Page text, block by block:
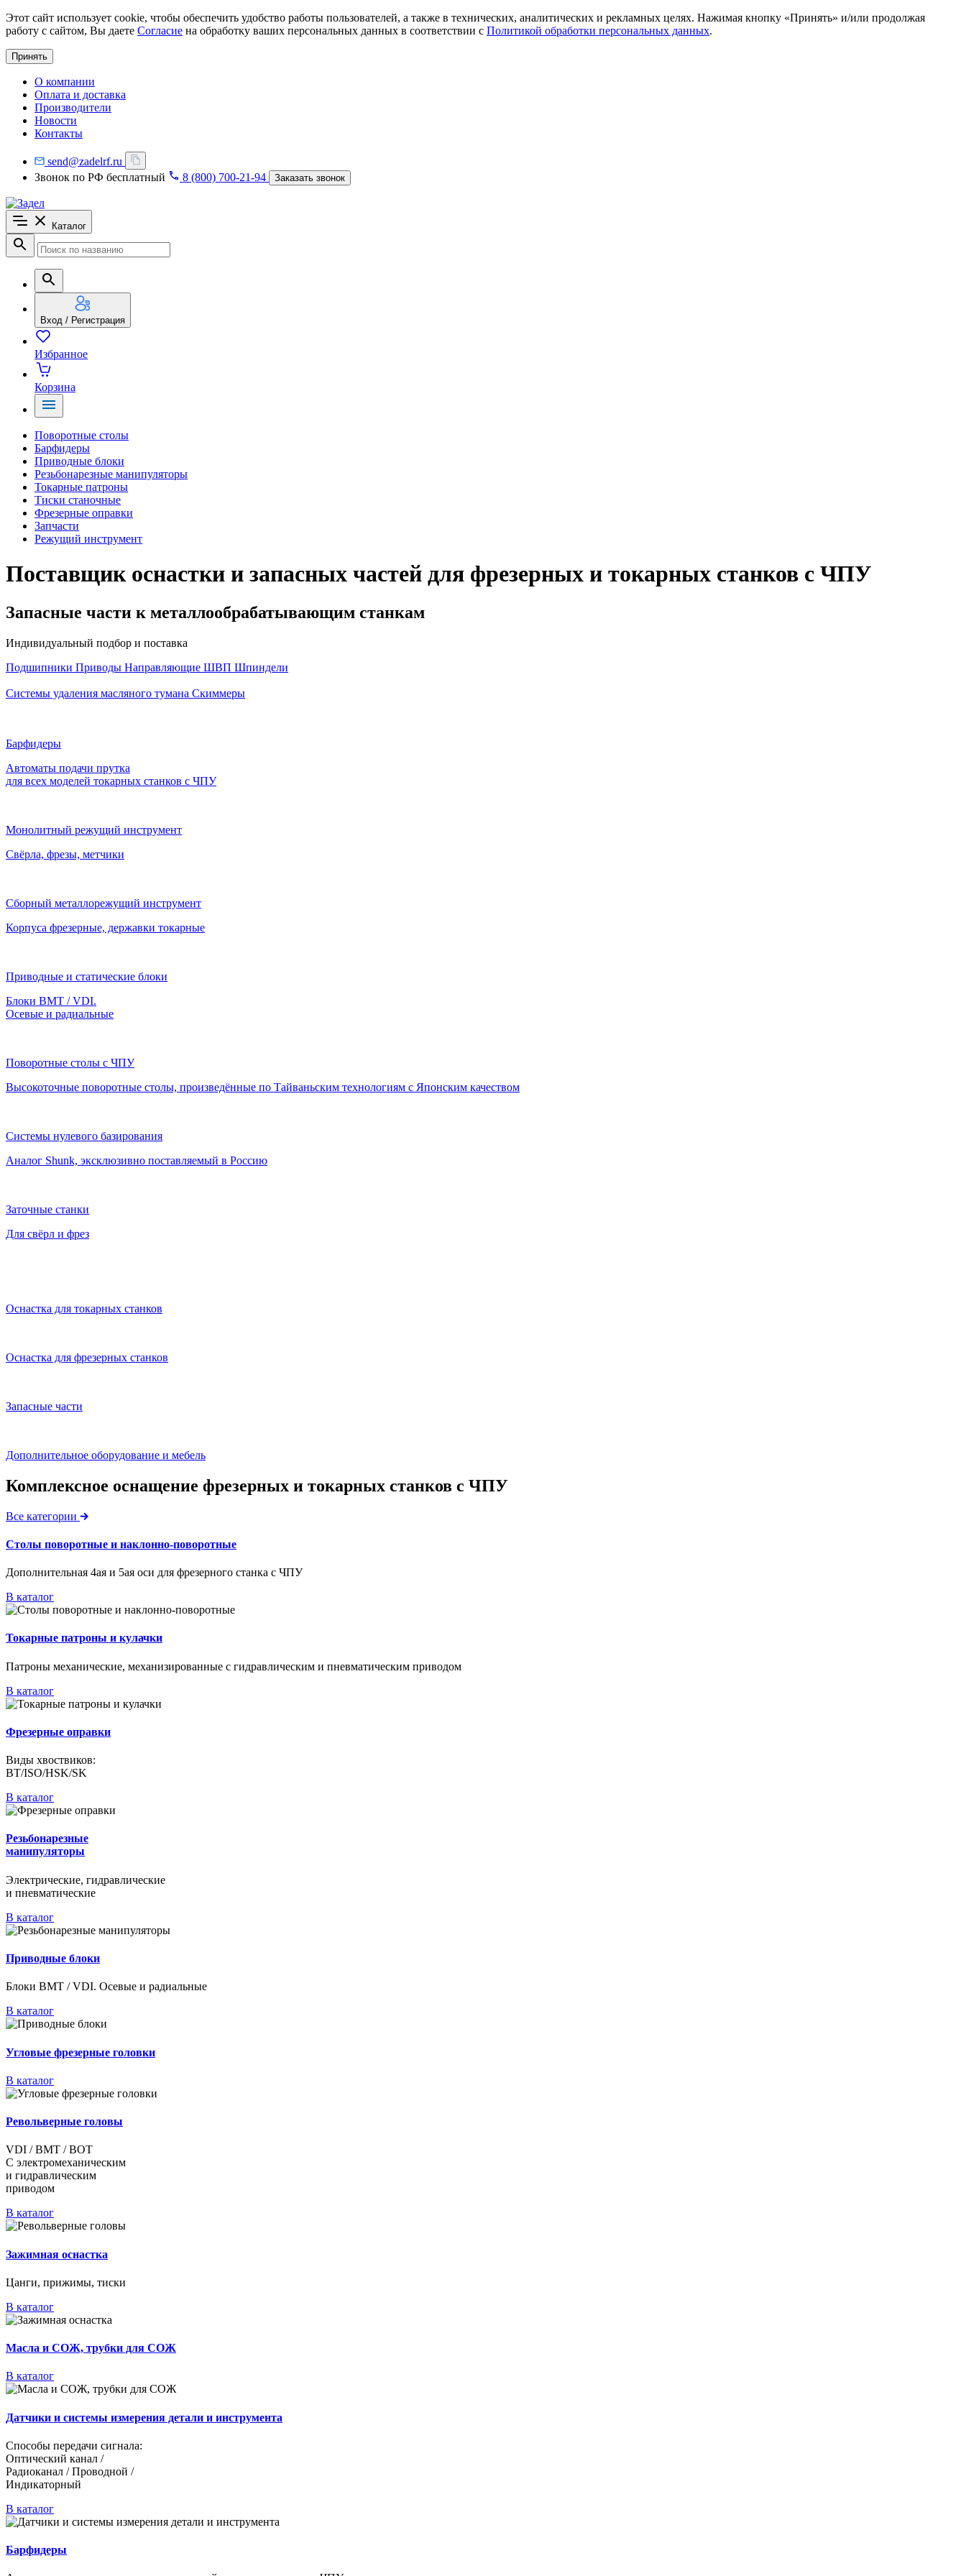
Этот сайт использует cookie, чтобы обеспечить удобство работы пользователей, а также в технических, аналитических и рекламных целях. Нажимая кнопку «Принять» и/или продолжая
работу с сайтом, Вы даете Согласие на обработку ваших персональных данных в соответствии с Политикой обработки персональных данных.
Принять
О компании
Оплата и доставка
Производители
Новости
Контакты
send@zadelrf.ru
Звонок по РФ бесплатный
8 (800) 700-21-94 Заказать звонок
Каталог
Вход / Регистрация
Избранное
Корзина
Поворотные столы
Барфидеры
Приводные блоки
Резьбонарезные манипуляторы
Токарные патроны
Тиски станочные
Фрезерные оправки
Запчасти
Режущий инструмент
Поставщик оснастки и запасных частей для фрезерных и токарных станков с ЧПУ
Запасные части к металлообрабатывающим станкам
Индивидуальный подбор и поставка
Подшипники Приводы Направляющие ШВП Шпиндели
Системы удаления масляного тумана Скиммеры
Барфидеры
Автоматы подачи прутка
для всех моделей токарных станков с ЧПУ
Монолитный режущий инструмент
Свёрла, фрезы, метчики
Сборный металлорежущий инструмент
Корпуса фрезерные, державки токарные
Приводные и статические блоки
Блоки BMT / VDI.
Осевые и радиальные
Поворотные столы с ЧПУ
Высокоточные поворотные столы, произведённые по Тайваньским технологиям с Японским качеством
Системы нулевого базирования
Аналог Shunk, эксклюзивно поставляемый в Россию
Заточные станки
Для свёрл и фрез
Оснастка для токарных станков
Оснастка для фрезерных станков
Запасные части
Дополнительное оборудование и мебель
Комплексное оснащение фрезерных и токарных станков с ЧПУ
Все категории
Столы поворотные и наклонно-поворотные
Дополнительная 4ая и 5ая оси для фрезерного станка с ЧПУ
В каталог
Токарные патроны и кулачки
Патроны механические, механизированные c гидравлическим и пневматическим приводом
В каталог
Фрезерные оправки
Виды хвоствиков:
BT/ISO/HSK/SK
В каталог
Резьбонарезные
манипуляторы
Электрические, гидравлические
и пневматические
В каталог
Приводные блоки
Блоки BMT / VDI. Осевые и радиальные
В каталог
Угловые фрезерные головки
В каталог
Револьверные головы
VDI / BMT / BOT
С электромеханическим
и гидравлическим
приводом
В каталог
Зажимная оснастка
Цанги, прижимы, тиски
В каталог
Масла и СОЖ, трубки для СОЖ
В каталог
Датчики и системы измерения детали и инструмента
Способы передачи сигнала:
Оптический канал /
Радиоканал / Проводной /
Индикаторный
В каталог
Барфидеры